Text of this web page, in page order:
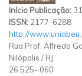
Início Publicação:
ISSN: 2177-6288
http://
Rua Prof. Alfredo
Nilópolis / RJ
26.525- 060